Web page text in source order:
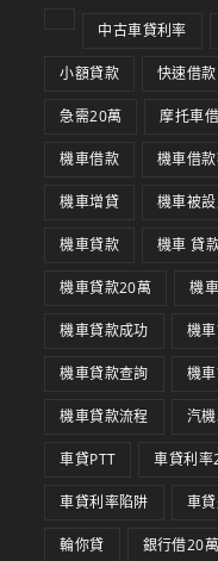
中古車貸利率
小額貸款 快速借
急需20萬 摩托車
機車借款 機車借
機車增貸 機車被
機車貸款 機車 貸
機車貸款20萬 機
機車貸款成功 機
機車貸款查詢 機
機車貸款流程 汽
車貸PTT 車貸利
車貸利率陷阱 車
輪你貸 銀行借20萬